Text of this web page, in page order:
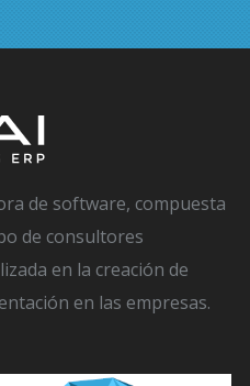
de software, compuesta
de consultores
en la creación de
en las empresas.